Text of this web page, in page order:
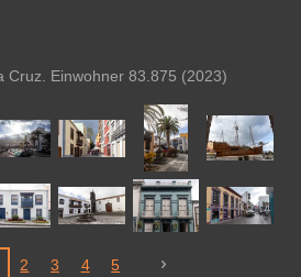
Cruz. Einwohner 83.875 (2023)
2 3 4 5